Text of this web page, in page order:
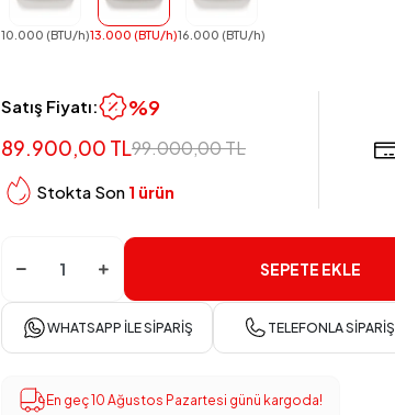
10.000 (BTU/h)13.000 (BTU/h)16.000 (BTU/h)
Satış Fiyatı:
%9
89.900,00 TL99.000,00 TL
Stokta Son 1 ürün
SEPETE EKLE
WHATSAPP İLE SIPARIŞ TELEFONLA SIPARIŞ
En geç 10 Ağustos Pazartesi günü kargoda!